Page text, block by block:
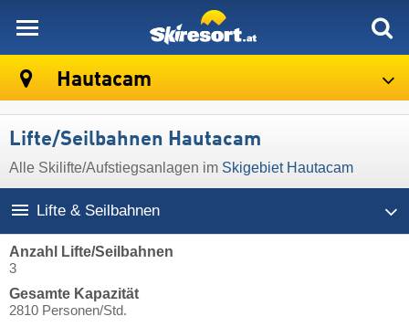
Hautacam
Lifte/Seilbahnen Hautacam
Alle Skilifte/Aufstiegsanlagen im Skigebiet Hautacam
Lifte & Seilbahnen
Anzahl Lifte/Seilbahnen
3
Gesamte Kapazität
2810 Personen/Std.